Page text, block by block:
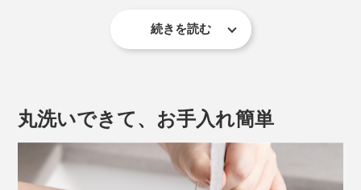
使い方は、とってもシンプル。
２. 「MENU」ボタンで、メニューを選ぶ
３. 「START/STOP」ボタンをタッチする
続きを読む
丸洗いできて、お手入れ簡単